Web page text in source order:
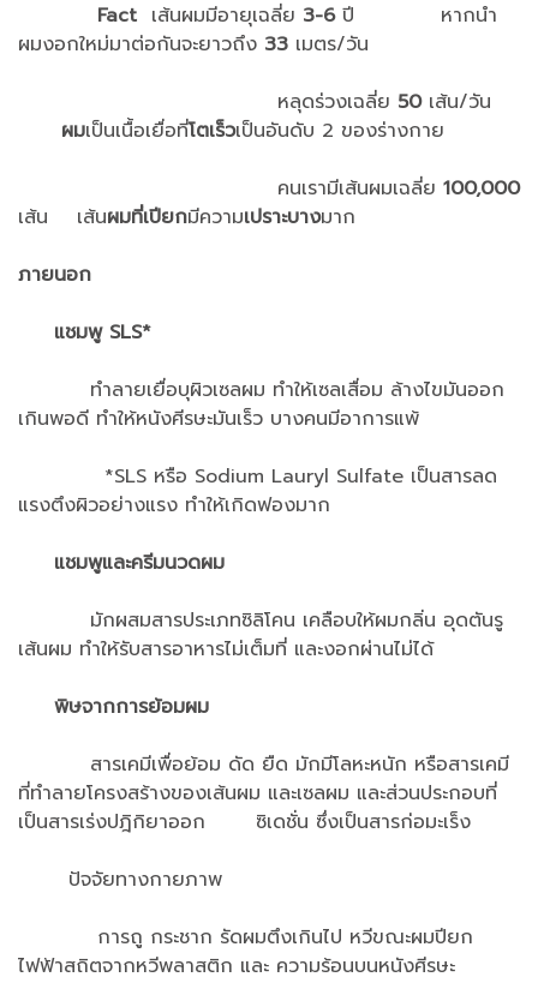
Fact เส้นผมมีอายุเฉลี่ย 3-6ปี หากนำ
ผมงอกใหม่มาต่อกันจะยาวถึง 33 เมตร/วัน
หลุดร่วงเฉลี่ย 50เส้น/วัน
ผมเป็นเนื้อเยื่อที่โตเร็วเป็นอันดับ 2 ของร่างกาย
คนเรามีเส้นผมเฉลี่ย 100,000
เส้น เส้นผมที่เปียกมีความเปราะบางมาก
ภายนอก
แชมพู SLS*
ทำลายเยื่อบุผิวเซลผม ทำให้เซลเสื่อม ล้างไขมันออก
เกินพอดี ทำให้หนังศีรษะมันเร็ว บางคนมีอาการแพ้
*SLS หรือ Sodium Lauryl Sulfate เป็นสารลด
แรงตึงผิวอย่างแรง ทำให้เกิดฟองมาก
แชมพูและครีมนวดผม
มักผสมสารประเภทซิลิโคน เคลือบให้ผมกลิ่น อุดตันรู
เส้นผม ทำให้รับสารอาหารไม่เต็มที่ และงอกผ่านไม่ได้
พิษจากการย้อมผม
สารเคมีเพื่อย้อม ดัด ยืด มักมีโลหะหนัก หรือสารเคมี
ที่ทำลายโครงสร้างของเส้นผม และเซลผม และส่วนประกอบที่
เป็นสารเร่งปฎิกิยาออก ซิเดชั่น ซึ่งเป็นสารก่อมะเร็ง
ปัจจัยทางกายภาพ
การถู กระชาก รัดผมตึงเกินไป หวีขณะผมปียก
ไฟฟ้าสถิตจากหวีพลาสติก และ ความร้อนบนหนังศีรษะ